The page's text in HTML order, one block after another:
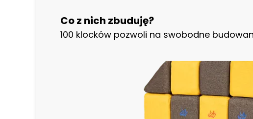
Co z nich zbuduję?
100 klocków pozwoli na swobodne